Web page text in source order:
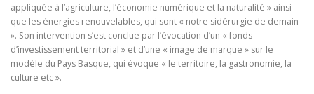
appliquée à l’agriculture, l’économie numérique et la naturalité » ainsi
que les énergies renouvelables, qui sont « notre sidérurgie de demain
». Son intervention s’est conclue par l’évocation d’un « fonds
d’investissement territorial » et d’une « image de marque » sur le
modèle du Pays Basque, qui évoque « le territoire, la gastronomie, la
culture etc ».